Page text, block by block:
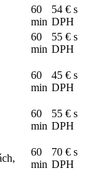
60
min
54 € s
DPH
60
min
55 € s
DPH
60
min
45 € s
DPH
60
min
55 € s
DPH
60
min
70 € s
DPH